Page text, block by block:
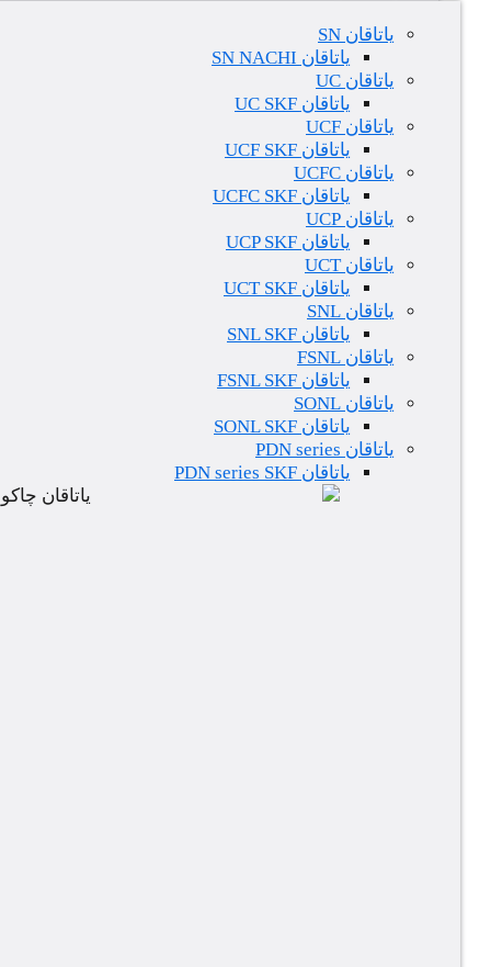
یاتاقان SN
یاتاقان SN NACHI
یاتاقان UC
یاتاقان UC SKF
یاتاقان UCF
یاتاقان UCF SKF
یاتاقان UCFC
یاتاقان UCFC SKF
یاتاقان UCP
یاتاقان UCP SKF
یاتاقان UCT
یاتاقان UCT SKF
یاتاقان SNL
یاتاقان SNL SKF
یاتاقان FSNL
یاتاقان FSNL SKF
یاتاقان SONL
یاتاقان SONL SKF
یاتاقان PDN series
یاتاقان PDN series SKF